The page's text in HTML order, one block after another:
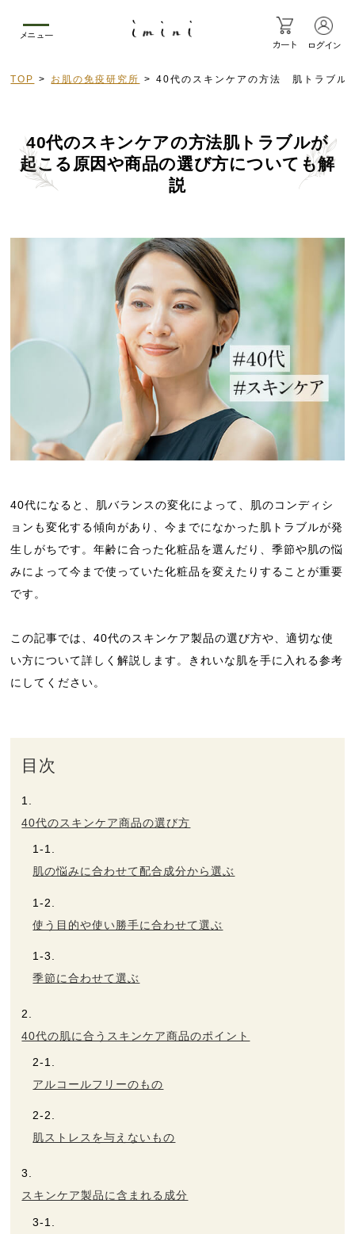
ヘルプ
よくあるご質問
お知らせ
お問い合せ
メディア掲載
メニュー
カート ログイン
TOP お肌の免疫研究所 40代のスキンケアの方法 肌トラブル
40代のスキンケアの方法肌トラブルが
起こる原因や商品の選び方についても解
説
40代になると、肌バランスの変化によって、肌のコンディシ
ョンも変化する傾向があり、今までになかった肌トラブルが発
生しがちです。年齢に合った化粧品を選んだり、季節や肌の悩
みによって今まで使っていた化粧品を変えたりすることが重要
です。
この記事では、40代のスキンケア製品の選び方や、適切な使
い方について詳しく解説します。きれいな肌を手に入れる参考
にしてください。
目次
40代のスキンケア商品の選び方
肌の悩みに合わせて配合成分から選ぶ
使う目的や使い勝手に合わせて選ぶ
季節に合わせて選ぶ
40代の肌に合うスキンケア商品のポイント
アルコールフリーのもの
肌ストレスを与えないもの
スキンケア製品に含まれる成分